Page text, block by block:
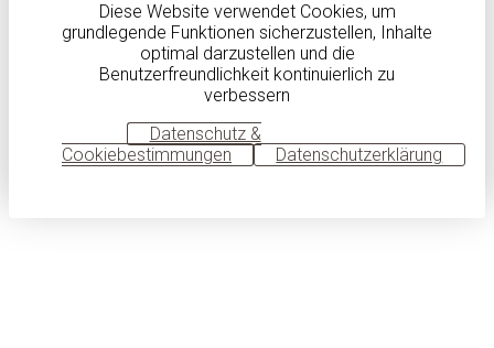
Diese Website verwendet Cookies, um
grundlegende Funktionen sicherzustellen, Inhalte
optimal darzustellen und die
Benutzerfreundlichkeit kontinuierlich zu
verbessern
Datenschutz &
Cookiebestimmungen
Datenschutzerklärung